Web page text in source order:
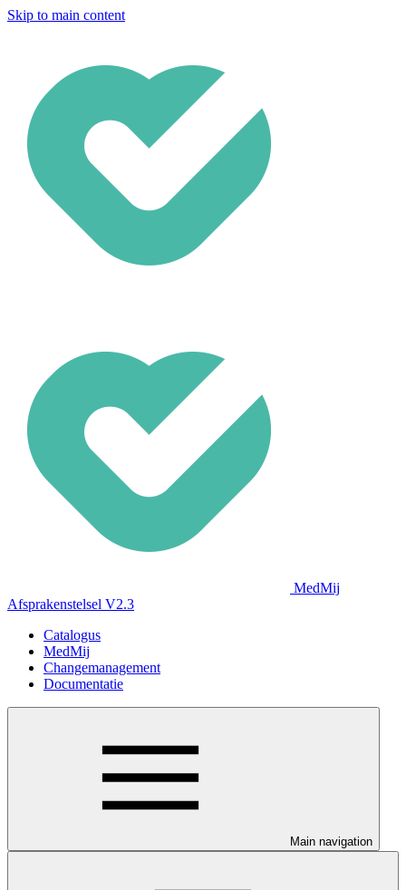
Skip to main content
MedMij
Afsprakenstelsel V2.3
Catalogus
MedMij
Changemanagement
Documentatie
Main navigation